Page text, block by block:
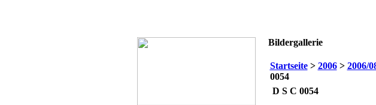
Bildergallerie
Startseite> 2006> 2006/
0054
D S C 0054